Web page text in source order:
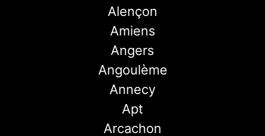
Alençon
Amiens
Angers
Angoulème
Annecy
Apt
Arcachon